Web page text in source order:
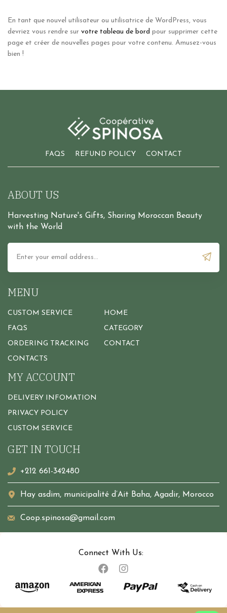
En tant que nouvel utilisateur ou utilisatrice de WordPress, vous
devriez vous rendre sur votre tableau de bord pour supprimer cette
page et créer de nouvelles pages pour votre contenu. Amusez-vous
bien !
FAQS REFUND POLICY CONTACT
ABOUT US
Harvesting Nature's Gifts, Sharing Moroccan Beauty
with the World
GET IN TOUCH
+212 661-342480
Hay asdim, municipalité d’Ait Baha, Agadir, Morocco
Coop.spinosa@gmail.com
MENU
CUSTOM SERVICE
FAQS
ORDERING TRACKING
CONTACTS
HOME
CATEGORY
CONTACT
MY ACCOUNT
DELIVERY INFOMATION
PRIVACY POLICY
CUSTOM SERVICE
Connect With Us: